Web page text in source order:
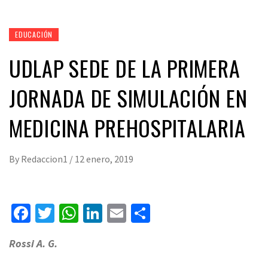
EDUCACIÓN
UDLAP SEDE DE LA PRIMERA
JORNADA DE SIMULACIÓN EN
MEDICINA PREHOSPITALARIA
By Redaccion1 / 12 enero, 2019
Facebook
Twitter
WhatsApp
LinkedIn
Email
Rossi A. G.